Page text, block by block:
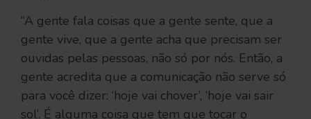
“A gente fala coisas que a gente sente, que a
gente vive, que a gente acha que precisam ser
ouvidas pelas pessoas, não só por nós. Então, a
gente acredita que a comunicação não serve só
para você dizer: ‘hoje vai chover’, ‘hoje vai sair
sol’. É alguma coisa que tem que tocar o